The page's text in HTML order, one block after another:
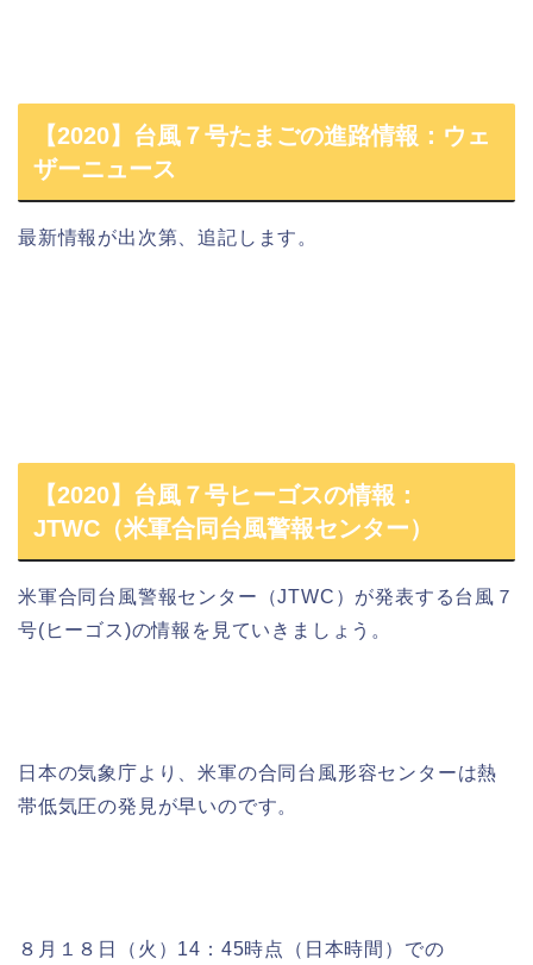
【2020】台風７号たまごの進路情報：ウェ
ザーニュース
最新情報が出次第、追記します。
【2020】台風７号ヒーゴスの情報：
JTWC（米軍合同台風警報センター）
米軍合同台風警報センター（JTWC ）が発表する台風７
号(ヒーゴス)の情報を見ていきましょう。
日本の気象庁より、米軍の合同台風形容センターは熱
帯低気圧の発見が早いのです。
８月１８日（火）14：45時点（日本時間） での